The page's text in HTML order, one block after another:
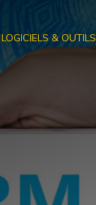
LOGICIELS & OUTILS